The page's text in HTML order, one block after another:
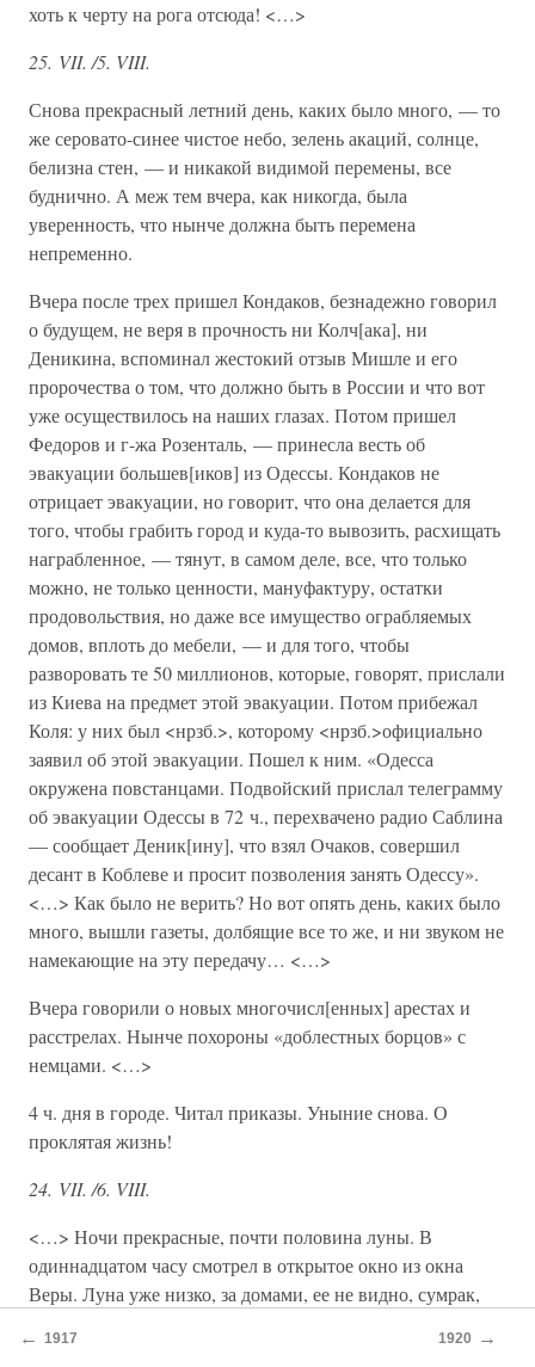
хоть к черту на рога отсюда! <…>
25. VII. /5. VIII.
Снова прекрасный летний день, каких было много, — то
же серовато-синее чистое небо, зелень акаций, солнце,
белизна стен, — и никакой видимой перемены, все
буднично. А меж тем вчера, как никогда, была
уверенность, что нынче должна быть перемена
непременно.
Вчера после трех пришел Кондаков, безнадежно говорил
о будущем, не веря в прочность ни Колч[ака], ни
Деникина, вспоминал жестокий отзыв Мишле и его
пророчества о том, что должно быть в России и что вот
уже осуществилось на наших глазах. Потом пришел
Федоров и г-жа Розенталь, — принесла весть об
эвакуации большев[иков] из Одессы. Кондаков не
отрицает эвакуации, но говорит, что она делается для
того, чтобы грабить город и куда-то вывозить, расхищать
награбленное, — тянут, в самом деле, все, что только
можно, не только ценности, мануфактуру, остатки
продовольствия, но даже все имущество ограбляемых
домов, вплоть до мебели, — и для того, чтобы
разворовать те 50 миллионов, которые, говорят, прислали
из Киева на предмет этой эвакуации. Потом прибежал
Коля: у них был <нрзб.>, которому <нрзб.>официально
заявил об этой эвакуации. Пошел к ним. «Одесса
окружена повстанцами. Подвойский прислал телеграмму
об эвакуации Одессы в 72 ч., перехвачено радио Саблина
— сообщает Деник[ину], что взял Очаков, совершил
десант в Коблеве и просит позволения занять Одессу».
<…> Как было не верить? Но вот опять день, каких было
много, вышли газеты, долбящие все то же, и ни звуком не
намекающие на эту передачу… <…>
Вчера говорили о новых многочисл[енных] арестах и
расстрелах. Нынче похороны «доблестных борцов» с
немцами. <…>
4 ч. дня в городе. Читал приказы. Уныние снова. О
проклятая жизнь!
24. VII. /6. VIII.
<…> Ночи прекрасные, почти половина луны. В
одиннадцатом часу смотрел в открытое окно из окна
Веры. Луна уже низко, за домами, ее не видно, сумрак,
собака грызет кость, — откуда она могла взять теперь
← 1917 1920 →